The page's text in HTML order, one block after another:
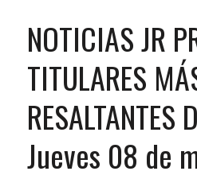
NOTICIAS JR
TITULARES
RESALTANTES
Jueves 08 de